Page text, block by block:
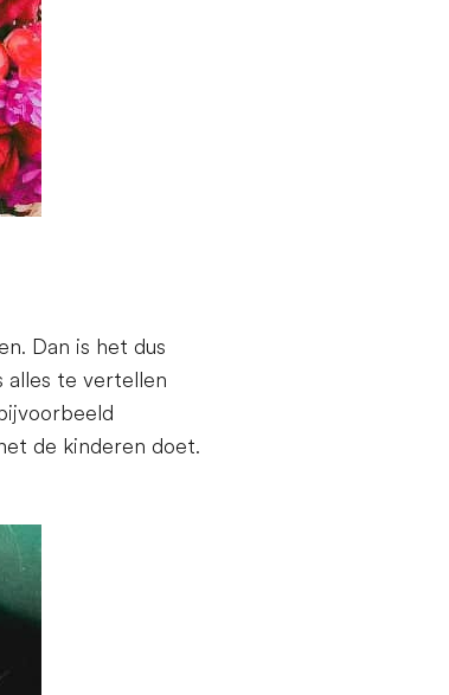
Dan is het dus
alles te vertellen
de kinderen doet.